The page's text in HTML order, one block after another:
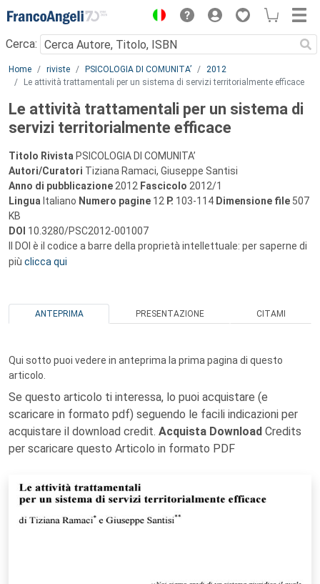
Menu
Cerca:
Main content
Home riviste PSICOLOGIA DI COMUNITA’
2012
Le attività trattamentali per un sistema di servizi territorialmente efficace
Le attività trattamentali per un sistema di
servizi territorialmente efficace
Titolo Rivista PSICOLOGIA DI COMUNITA’
Autori/Curatori Tiziana Ramaci, Giuseppe Santisi
Anno di pubblicazione 2012 Fascicolo 2012/1
Lingua Italiano Numero pagine 12 P. 103-114 Dimensione file 507
KB
DOI 10.3280/PSC2012-001007
Il DOI è il codice a barre della proprietà intellettuale: per saperne di
più clicca qui
ANTEPRIMA PRESENTAZIONE CITAMI
Qui sotto puoi vedere in anteprima la prima pagina di questo
articolo.
Se questo articolo ti interessa, lo puoi acquistare (e
scaricare in formato pdf) seguendo le facili indicazioni per
acquistare il download credit. Acquista Download Credits
per scaricare questo Articolo in formato PDF